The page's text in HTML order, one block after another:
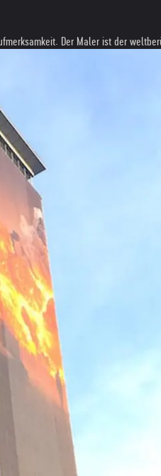
Der Maler ist der